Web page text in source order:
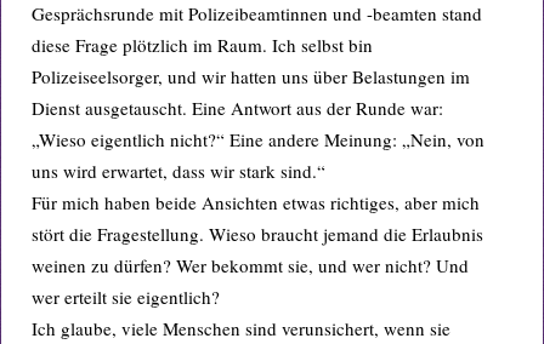
Gesprächsrunde mit Polizeibeamtinnen und -beamten stand
diese Frage plötzlich im Raum. Ich selbst bin
Polizeiseelsorger, und wir hatten uns über Belastungen im
Dienst ausgetauscht. Eine Antwort aus der Runde war:
„Wieso eigentlich nicht?“ Eine andere Meinung: „Nein, von
uns wird erwartet, dass wir stark sind.“
Für mich haben beide Ansichten etwas richtiges, aber mich
stört die Fragestellung. Wieso braucht jemand die Erlaubnis
weinen zu dürfen? Wer bekommt sie, und wer nicht? Und
wer erteilt sie eigentlich?
Ich glaube, viele Menschen sind verunsichert, wenn sie